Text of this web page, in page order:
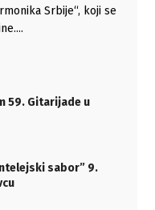
Srbije“, koji se
59. Gitarijade u
sabor” 9.